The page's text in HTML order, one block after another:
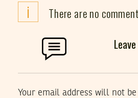
i There are no
Your email address will not